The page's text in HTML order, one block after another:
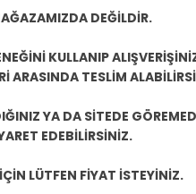
DEĞİLDİR.
KULLANIP
ARASINDA TESLİM
YA DA SİTEDE
EDEBİLİRSİNİZ.
LÜTFEN FİYAT İSTEYİNİZ.